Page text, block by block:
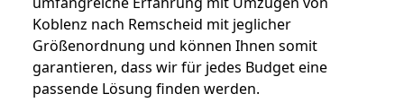
Koblenz nach Remscheid mit jeglicher
Größenordnung und können Ihnen somit
garantieren, dass wir für jedes Budget eine
passende Lösung finden werden.